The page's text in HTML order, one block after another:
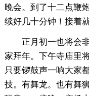
晚会。到了十二点鞭
续好几十分钟！接着
正月初一也将会
家拜年。下午寺庙里
只要锣鼓声一响大家
技。有舞龙。也有舞